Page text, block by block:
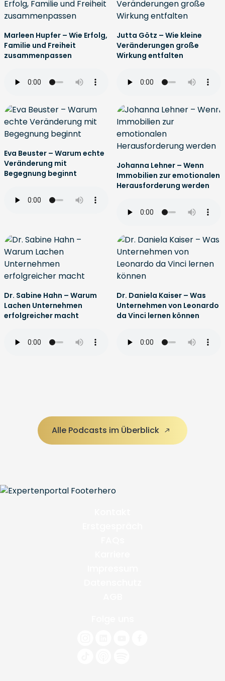
Marleen Hupfer – Wie Erfolg,
Familie und Freiheit
zusammenpassen
Jutta Götz – Wie kleine
Veränderungen große
Wirkung entfalten
Eva Beuster – Warum echte
Veränderung mit
Begegnung beginnt
Johanna Lehner – Wenn
Immobilien zur emotionalen
Herausforderung werden
Dr. Sabine Hahn – Warum
Lachen Unternehmen
erfolgreicher macht
Dr. Daniela Kaiser – Was
Unternehmen von Leonardo
da Vinci lernen können
Alle Podcasts im Überblick